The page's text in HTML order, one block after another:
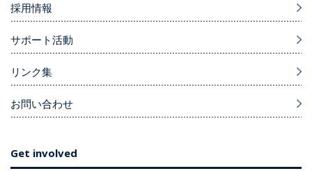
採用情報
サポート活動
リンク集
お問い合わせ
Get involved